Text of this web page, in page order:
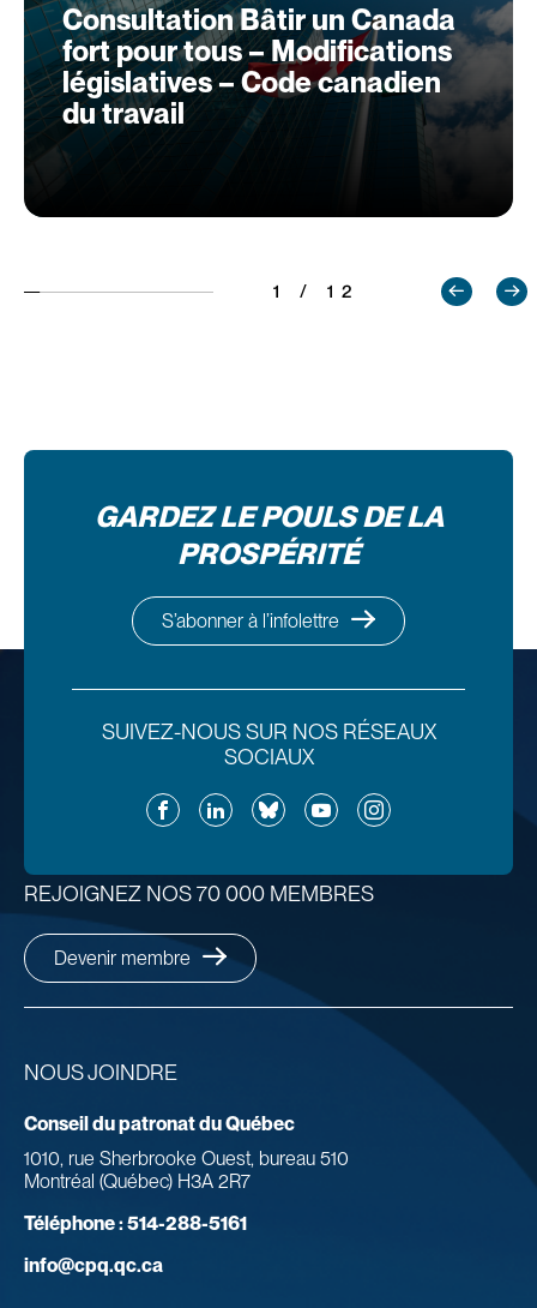
Consultation Bâtir un Canada
fort pour tous – Modifications
législatives – Code canadien
du travail
1 / 12
GARDEZ LE POULS DE LA
PROSPÉRITÉ
S’abonner à l’infolettre
SUIVEZ-NOUS SUR NOS RÉSEAUX
SOCIAUX
FacebookLinkedInBlueskyYouTubeInstagram
NOUS JOINDRE
Conseil du patronat du Québec
1010, rue Sherbrooke Ouest, bureau 510
Montréal (Québec) H3A 2R7
Téléphone :514-288-5161
info@cpq.qc.ca
REJOIGNEZ NOS 70 000 MEMBRES
Devenir membre